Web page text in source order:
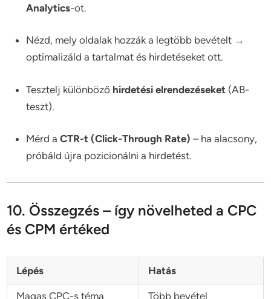
Analytics-ot.
Nézd, mely oldalak hozzák a legtöbb bevételt →
optimalizáld a tartalmat és hirdetéseket ott.
Tesztelj különböző hirdetési elrendezéseket (AB-
teszt).
Mérd aCTR-t (Click-Through Rate) – ha alacsony,
próbáld újra pozicionálni a hirdetést.
10. Összegzés – így növelheted a CPC
és CPM értéked
Lépés Hatás
Magas CPC-s téma Több bevétel